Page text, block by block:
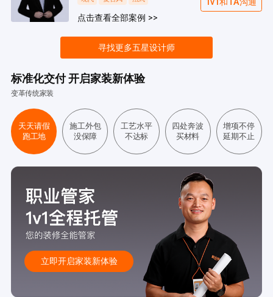
点击查看全部案例 >>
寻找更多五星设计师
标准化交付 开启家装新体验
变革传统家装
天天请假
跑工地
施工外包
没保障
工艺水平
不达标
四处奔波
买材料
增项不停
延期不止
立即开启家装新体验